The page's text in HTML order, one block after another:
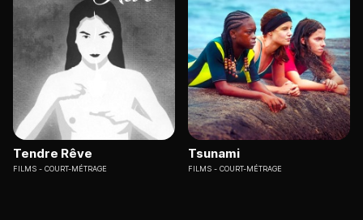
Tendre Rêve
FILMS COURT-MÉTRAGE
Tsunami
FILMS COURT-MÉTRAGE